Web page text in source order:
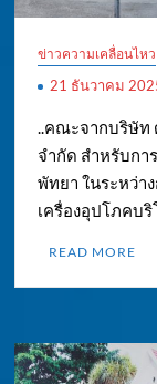
ข่าวความเคลื่อนไหว
21 ธันวาคม
..คณะจากบริษัท
จำกัด สำหรับกา
พัทยา ในระหว่า
เครื่องอุปโภคบ
READ MORE